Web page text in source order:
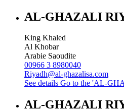
AL-GHAZALI
King Khaled
Al Khobar
Arabie Saoudite
00966 3 8980040
Riyadh@al-ghazalisa.com
See details Go to the 'AL-
AL-GHAZALI